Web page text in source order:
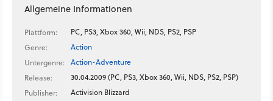
Allgemeine Informationen
Plattform:
PC, PS3, Xbox 360, Wii, NDS, PS2, PSP
Genre:
Action
Untergenre:
Action-Adventure
Release:
30.04.2009 (PC, PS3, Xbox 360, Wii, NDS, PS2, PSP)
Publisher:
Activision Blizzard